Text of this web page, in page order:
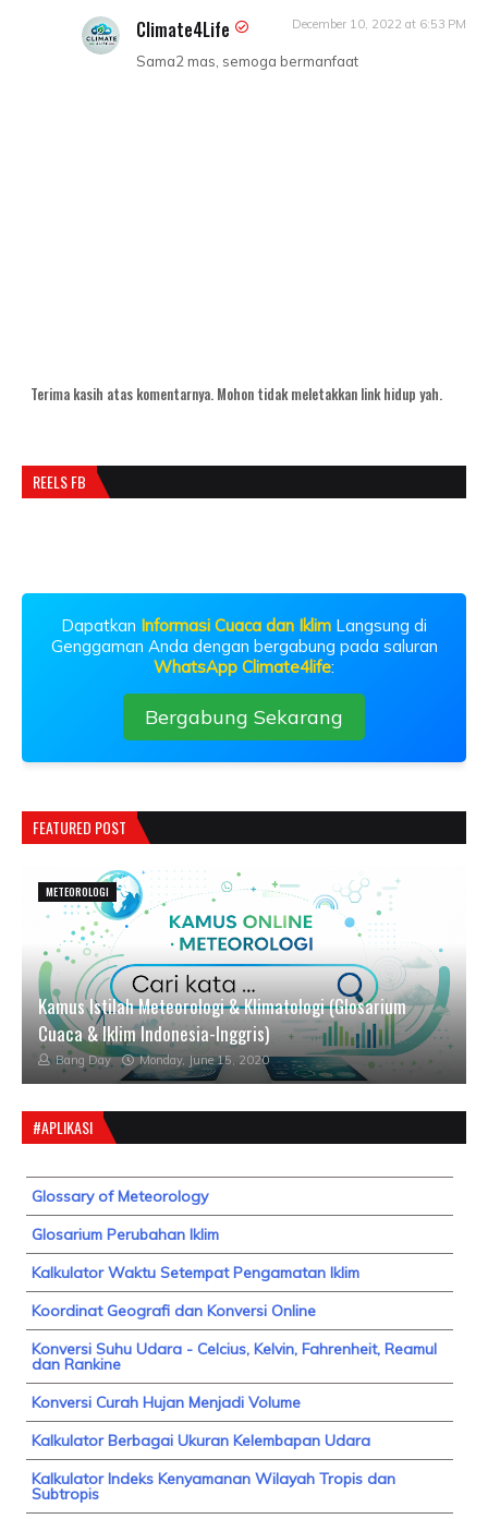
Climate4Life December 10, 2022 at 6:53 PM
Sama2 mas, semoga bermanfaat
Terima kasih atas komentarnya. Mohon tidak meletakkan link hidup yah.
REELS FB
Dapatkan Informasi Cuaca dan Iklim Langsung di
Genggaman Anda dengan bergabung pada saluran
WhatsApp Climate4life:
Bergabung Sekarang
FEATURED POST
METEOROLOGI
Kamus Istilah Meteorologi & Klimatologi (Glosarium
Cuaca & Iklim Indonesia-Inggris)
Bang Day Monday, June 15, 2020
#APLIKASI
Glossary of Meteorology
Glosarium Perubahan Iklim
Kalkulator Waktu Setempat Pengamatan Iklim
Koordinat Geografi dan Konversi Online
Konversi Suhu Udara - Celcius, Kelvin, Fahrenheit, Reamul
dan Rankine
Konversi Curah Hujan Menjadi Volume
Kalkulator Berbagai Ukuran Kelembapan Udara
Kalkulator Indeks Kenyamanan Wilayah Tropis dan
Subtropis